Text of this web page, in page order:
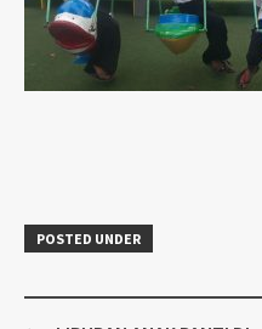
POSTED UNDER